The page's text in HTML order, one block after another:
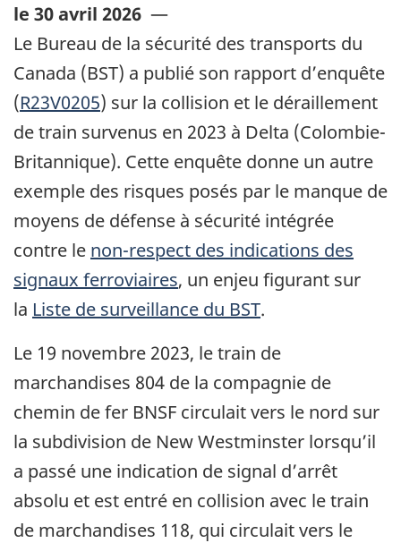
le 30 avril 2026 —
Le Bureau de la sécurité des transports du
Canada (BST) a publié son rapport d’enquête
(R23V0205) sur la collision et le déraillement
de train survenus en 2023 à Delta (Colombie-
Britannique). Cette enquête donne un autre
exemple des risques posés par le manque de
moyens de défense à sécurité intégrée
contre le non-respect des indications des
signaux ferroviaires, un enjeu figurant sur
la Liste de surveillance du BST.
Le 19 novembre 2023, le train de
marchandises 804 de la compagnie de
chemin de fer BNSF circulait vers le nord sur
la subdivision de New Westminster lorsqu’il
a passé une indication de signal d’arrêt
absolu et est entré en collision avec le train
de marchandises 118, qui circulait vers le